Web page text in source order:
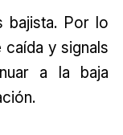
bajista. Por lo
y signals
a la baja